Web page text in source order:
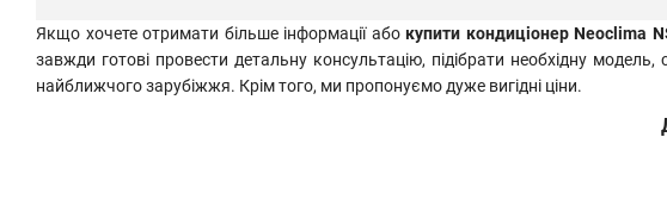
Якщо хочете отримати більше інформації абокупити кондиціонер Neoclima
завжди готові провести детальну консультацію, підібрати необхідну
найближчого зарубіжжя. Крім того, ми пропонуємо дуже вигідні ціни.